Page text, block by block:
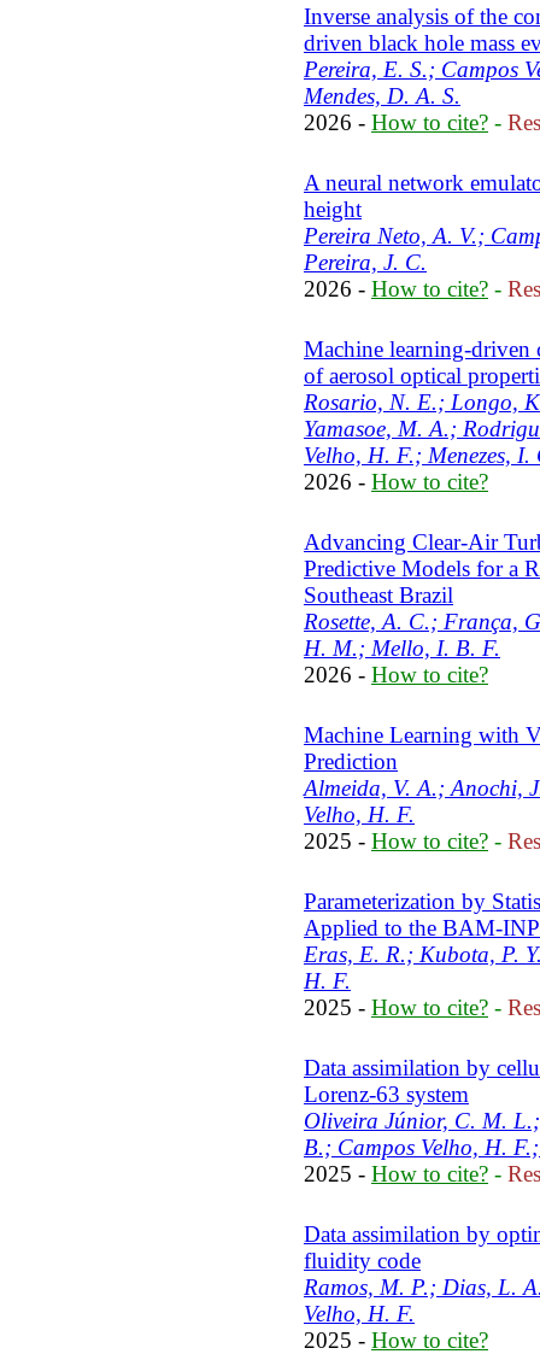
Inverse analysis of the
driven black hole mass
Pereira, E. S.; Campos
Mendes, D. A. S.
2026 - How to cite? -
A neural network
height
Pereira Neto, A. V.;
Pereira, J. C.
2026 - How to cite? -
Machine learning-driven
of aerosol optical
Rosario, N. E.; Longo,
Yamasoe, M. A.;
Velho, H. F.; Menezes,
2026 - How to cite?
Advancing Clear-Air
Predictive Models for a
Southeast Brazil
Rosette, A. C.; França,
H. M.; Mello, I. B. F.
2026 - How to cite?
Machine Learning with
Prediction
Almeida, V. A.; Anochi,
Velho, H. F.
2025 - How to cite? -
Parameterization by
Applied to the BAM-
Eras, E. R.; Kubota, P.
H. F.
2025 - How to cite? -
Data assimilation by
Lorenz-63 system
Oliveira Júnior, C. M.
B.; Campos Velho, H.
2025 - How to cite? -
Data assimilation by
fluidity code
Ramos, M. P.; Dias, L.
Velho, H. F.
2025 - How to cite?